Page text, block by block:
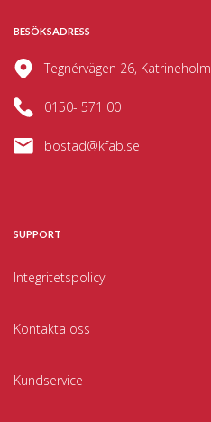
BESÖKSADRESS
Tegnérvägen 26, Katrineholm
0150- 571 00
bostad@kfab.se
SUPPORT
Integritetspolicy
Kontakta oss
Kundservice